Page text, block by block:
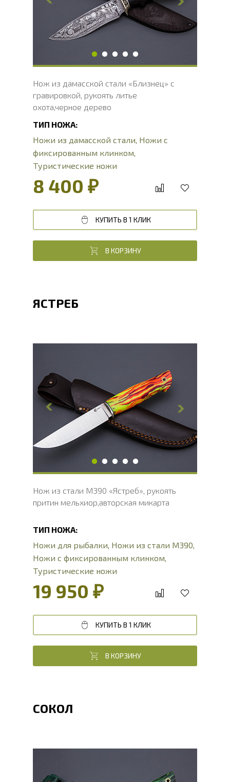
Ширина рукояти, мм
29
Длина рукояти, мм
125
Толщина рукояти, мм
22
Твердость клинка, HRC
60 - 62 HRC
Нож из дамасской стали «Близнец» с
гравировкой, рукоять литье
охота,черное дерево
ТИП НОЖА:
Ножи из дамасской стали, Ножи с
фиксированным клинком,
Туристические ножи
8 400 ₽
КУПИТЬ В 1 КЛИК
В КОРЗИНУ
ЯСТРЕБ
Общая длина, мм
Длина клинка, мм
Ширина клинка, мм
Толщина обуха, мм
Ширина рукояти, мм
31
Длина рукояти, мм
117
Толщина рукояти, мм
21
Твердость клинка, HRC
62 - 64 HRC
Нож из стали М390 «Ястреб», рукоять
притин мельхиор,авторская микарта
ТИП НОЖА:
Ножи для рыбалки, Ножи из стали М390,
Ножи с фиксированным клинком,
Туристические ножи
19 950 ₽
КУПИТЬ В 1 КЛИК
В КОРЗИНУ
СОКОЛ
Общая длина, мм